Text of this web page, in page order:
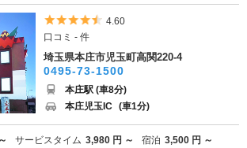
5つ星のうち4.5
4.60
口コミ - 件
埼玉県本庄市児玉町高関220-4
0495-73-1500
本庄駅 (車8分)
本庄児玉IC (車1分)
サービスタイム 3,980 円 ～ 宿泊 3,500 円 ～